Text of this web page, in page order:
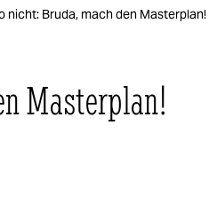
ich
ichnicht: Bruda, mach den Masterplan!
Masterplan!